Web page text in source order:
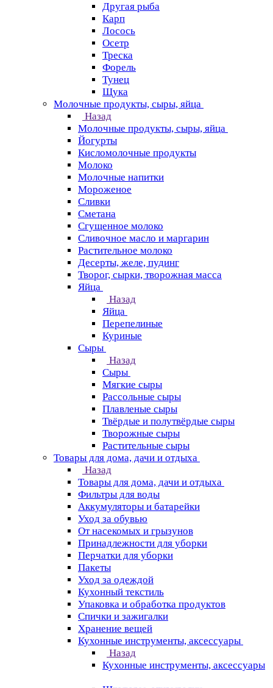
Другая рыба
Карп
Лосось
Осетр
Треска
Форель
Тунец
Щука
Молочные продукты, сыры, яйца
Назад
Молочные продукты, сыры, яйца
Йогурты
Кисломолочные продукты
Молоко
Молочные напитки
Мороженое
Сливки
Сметана
Сгущенное молоко
Сливочное масло и маргарин
Растительное молоко
Десерты, желе, пудинг
Творог, сырки, творожная масса
Яйца
Назад
Яйца
Перепелиные
Куриные
Сыры
Назад
Сыры
Мягкие сыры
Рассольные сыры
Плавленые сыры
Твёрдые и полутвёрдые сыры
Творожные сыры
Растительные сыры
Товары для дома, дачи и отдыха
Назад
Товары для дома, дачи и отдыха
Фильтры для воды
Аккумуляторы и батарейки
Уход за обувью
От насекомых и грызунов
Принадлежности для уборки
Перчатки для уборки
Пакеты
Уход за одеждой
Кухонный текстиль
Упаковка и обработка продуктов
Спички и зажигалки
Хранение вещей
Кухонные инструменты, аксессуары
Назад
Кухонные инструменты, аксессуары